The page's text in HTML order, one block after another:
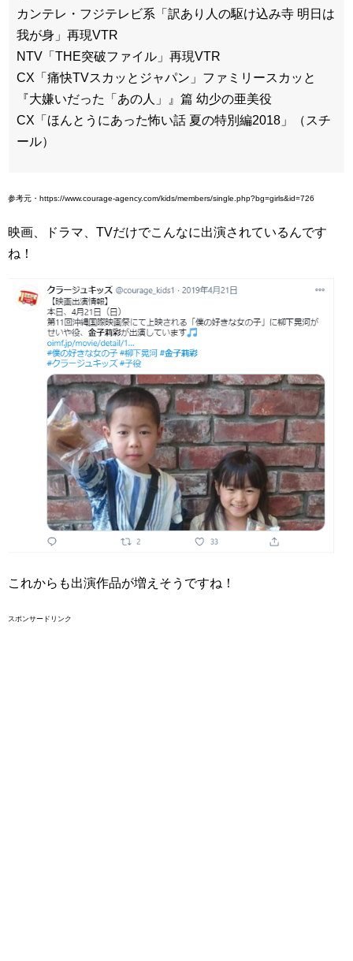
カンテレ・フジテレビ系「訳あり人の駆け込み寺 明日は
我が身」再現VTR
NTV「THE突破ファイル」再現VTR
CX「痛快TVスカッとジャパン」ファミリースカッと
『大嫌いだった「あの人」』篇 幼少の亜美役
CX「ほんとうにあった怖い話 夏の特別編2018」（スチ
ール）
参考元・https://www.courage-agency.com/kids/members/single.php?bg=girls&id=726
映画、ドラマ、TVだけでこんなに出演されているんです
ね！
これからも出演作品が増えそうですね！
スポンサードリンク